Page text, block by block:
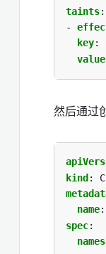
taints:
-
key:
value
然后通过
kind:
name:
spec: